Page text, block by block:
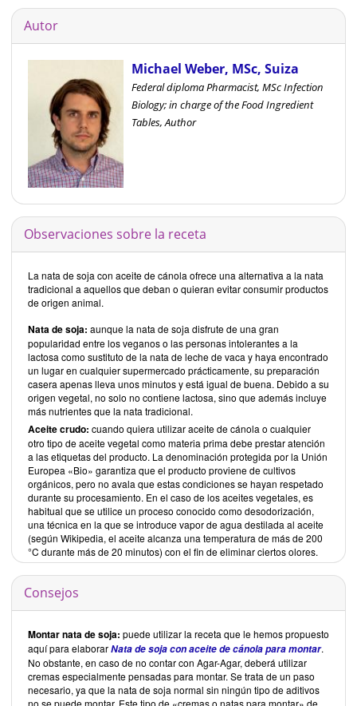
Autor
Michael Weber, MSc, Suiza
Federal diploma Pharmacist, MSc Infection
Biology; in charge of the Food Ingredient
Tables, Author
Observaciones sobre la receta
La nata de soja con aceite de cánola ofrece una alternativa a la nata
tradicional a aquellos que deban o quieran evitar consumir productos
de origen animal.
Nata de soja: aunque la nata de soja disfrute de una gran
popularidad entre los veganos o las personas intolerantes a la
lactosa como sustituto de la nata de leche de vaca y haya encontrado
un lugar en cualquier supermercado prácticamente, su preparación
casera apenas lleva unos minutos y está igual de buena. Debido a su
origen vegetal, no solo no contiene lactosa, sino que además incluye
más nutrientes que la nata tradicional.
Aceite crudo: cuando quiera utilizar aceite de cánola o cualquier
otro tipo de aceite vegetal como materia prima debe prestar atención
a las etiquetas del producto. La denominación protegida por la Unión
Europea «Bio» garantiza que el producto proviene de cultivos
orgánicos, pero no avala que estas condiciones se hayan respetado
durante su procesamiento. En el caso de los aceites vegetales, es
habitual que se utilice un proceso conocido como desodorización,
una técnica en la que se introduce vapor de agua destilada al aceite
(según Wikipedia, el aceite alcanza una temperatura de más de 200
°C durante más de 20 minutos) con el fin de eliminar ciertos olores.
Consejos
Montar nata de soja: puede utilizar la receta que le hemos propuesto
aquí para elaborarNata de soja con aceite de cánola para montar.
No obstante, en caso de no contar con Agar-Agar, deberá utilizar
cremas especialmente pensadas para montar. Se trata de un paso
necesario, ya que la nata de soja normal sin ningún tipo de aditivos
no se puede montar. Este tipo de «cremas o natas para montar» de